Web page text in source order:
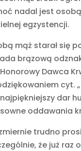
nadal jest
egzystencji.
mąż starał się
brązową
Dawca
cyt.
dar
oddawania
trudno
że już raz